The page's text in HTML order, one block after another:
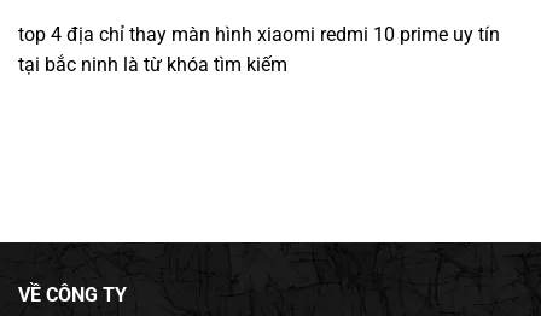
top 4 địa chỉ thay màn hình xiaomi redmi 10 prime uy tín
tại bắc ninh là từ khóa tìm kiếm
VỀ CÔNG TY